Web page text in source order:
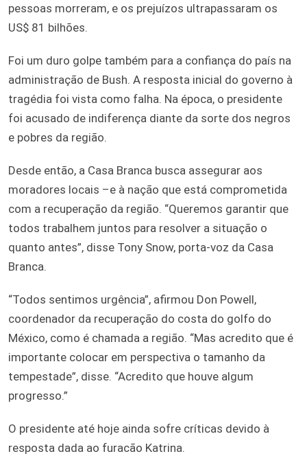
pessoas morreram, e os prejuízos ultrapassaram os
US$ 81 bilhões.
Foi um duro golpe também para a confiança do país na
administração de Bush. A resposta inicial do governo à
tragédia foi vista como falha. Na época, o presidente
foi acusado de indiferença diante da sorte dos negros
e pobres da região.
Desde então, a Casa Branca busca assegurar aos
moradores locais –e à nação que está comprometida
com a recuperação da região. “Queremos garantir que
todos trabalhem juntos para resolver a situação o
quanto antes”, disse Tony Snow, porta-voz da Casa
Branca.
“Todos sentimos urgência”, afirmou Don Powell,
coordenador da recuperação do costa do golfo do
México, como é chamada a região. “Mas acredito que é
importante colocar em perspectiva o tamanho da
tempestade”, disse. “Acredito que houve algum
progresso.”
O presidente até hoje ainda sofre críticas devido à
resposta dada ao furacão Katrina.